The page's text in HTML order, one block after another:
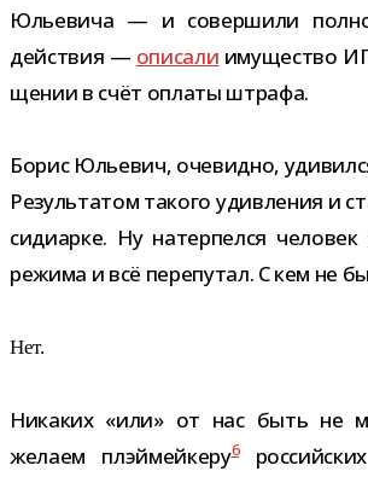
Юльевича — и совер­шили
дей­ствия — опи­сали иму­ще­ство
ще­нии в счёт оплаты штрафа.
Борис Юльевич, оче­видно,
Результатом такого удив­ле­ния и
си­диарке. Ну натер­пелся
режима и всё пере­пу­тал. С кем не
Нет.
Никаких «или» от нас быть не
желаем плэй­мей­керу6